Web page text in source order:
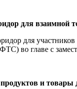
для взаимной
для участников
во главе с
и товары